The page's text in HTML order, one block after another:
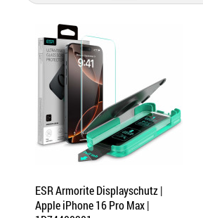
ESR Armorite Displayschutz |
Apple iPhone 16 Pro Max |